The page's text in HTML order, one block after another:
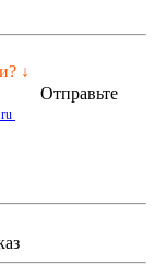
↓
Отправьте